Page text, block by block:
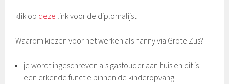
klik op deze link voor de diplomalijst
Waarom kiezen voor het werken als nanny via Grote Zus?
je wordt ingeschreven als gastouder aan huis en dit is
een erkende functie binnen de kinderopvang.